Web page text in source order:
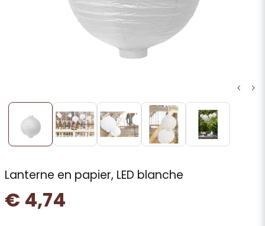
Lanterne en papier, LED blanche
€ 4,74